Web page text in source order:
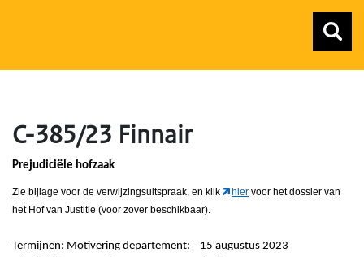
C-385/23 Finnair
Prejudiciële hofzaak
Zie bijlage voor de verwijzingsuitspraak, en klik hier voor het dossier van
het Hof van Justitie (voor zover beschikbaar).
Termijnen: Motivering departement: 15 augustus 2023